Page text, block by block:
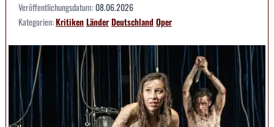
Veröffentlichungsdatum:08.06.2026
Kategorien:KritikenLänderDeutschlandOper